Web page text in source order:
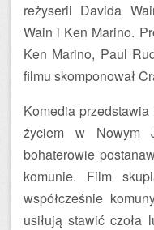
reżyserii Davida
Wain i Ken Marino.
Ken Marino, Paul
filmu skomponował
Komedia
życiem w Nowym
bohaterowie
komunie. Film
współcześnie
usiłują stawić czoła